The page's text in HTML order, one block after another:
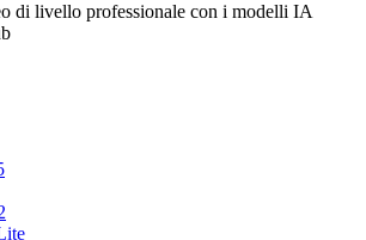
di livello professionale con i modelli IA